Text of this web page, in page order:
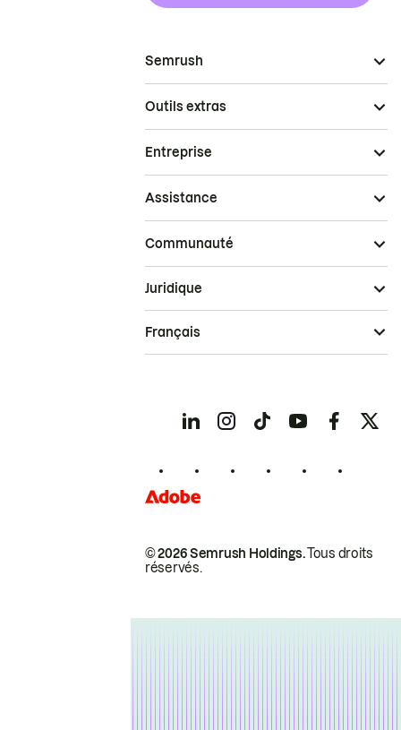
Semrush
Outils extras
Entreprise
Assistance
Communauté
© 2026 Semrush Holdings.Tous droits
réservés.
Juridique
Français